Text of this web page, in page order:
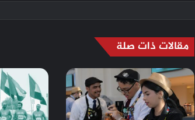
مقالات ذات صلة